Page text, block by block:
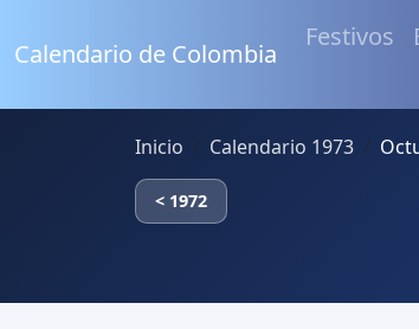
Calendario de Colombia
Festivos
Inicio Calendario 1973
< 1972